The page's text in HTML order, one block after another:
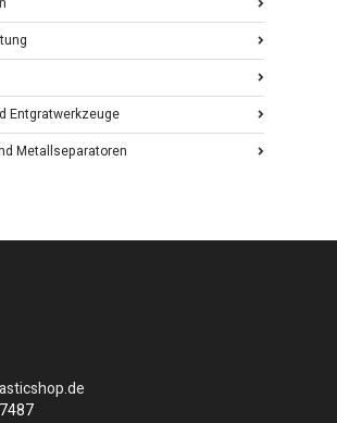
Entgratwerkzeuge
Metallseparatoren